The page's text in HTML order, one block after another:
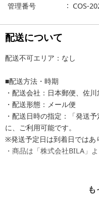
管理番号
COS-
配送について
配送不可エリア：なし
■配送方法・時期
・配送会社：日本郵便、佐川
・配送形態：メール便
・配送日時の指定：「発送
に、ご利用可能です。
※発送予定日は到着日ではあ
・商品は「株式会社BILA」よ
も